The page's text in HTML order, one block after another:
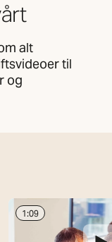
alt
til
og
1:09